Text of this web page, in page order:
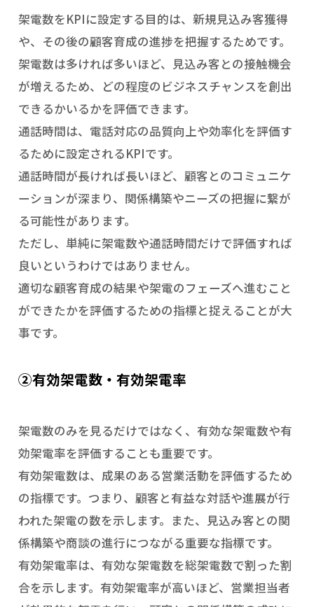
架電数をKPIに設定する目的は、新規見込み客獲得
や、その後の顧客育成の進捗を把握するためです。
架電数は多ければ多いほど、見込み客との接触機会
が増えるため、どの程度のビジネスチャンスを創出
できるかいるかを評価できます。
通話時間は、電話対応の品質向上や効率化を評価す
るために設定されるKPIです。
通話時間が長ければ長いほど、顧客とのコミュニケ
ーションが深まり、関係構築やニーズの把握に繋が
る可能性があります。
ただし、単純に架電数や通話時間だけで評価すれば
良いというわけではありません。
適切な顧客育成の結果や架電のフェーズへ進むこと
ができたかを評価するための指標と捉えることが大
事です。
②有効架電数・有効架電率
架電数のみを見るだけではなく、有効な架電数や有
効架電率を評価することも重要です。
有効架電数は、成果のある営業活動を評価するため
の指標です。つまり、顧客と有益な対話や進展が行
われた架電の数を示します。また、見込み客との関
係構築や商談の進行につながる重要な指標です。
有効架電率は、有効な架電数を総架電数で割った割
合を示します。有効架電率が高いほど、営業担当者